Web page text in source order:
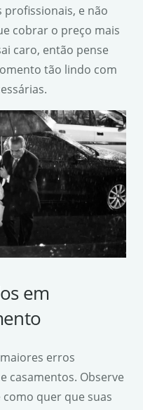
e não
cobrar o preço mais
caro, então pense
tão lindo com
em
erros
casamentos. Observe
como quer que suas